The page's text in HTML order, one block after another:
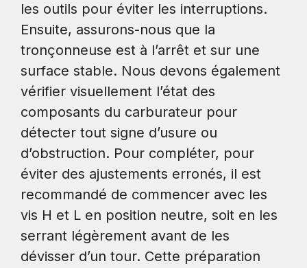
les outils pour éviter les interruptions.
Ensuite, assurons-nous que la
tronçonneuse est à l’arrêt et sur une
surface stable. Nous devons également
vérifier visuellement l’état des
composants du carburateur pour
détecter tout signe d’usure ou
d’obstruction. Pour compléter, pour
éviter des ajustements erronés, il est
recommandé de commencer avec les
vis H et L en position neutre, soit en les
serrant légèrement avant de les
dévisser d’un tour. Cette préparation